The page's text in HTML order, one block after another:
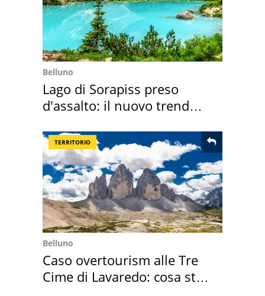
Belluno
Lago di Sorapiss preso
d'assalto: il nuovo trend
TERRITORIO
Belluno
Caso overtourism alle Tre
Cime di Lavaredo: cosa sta